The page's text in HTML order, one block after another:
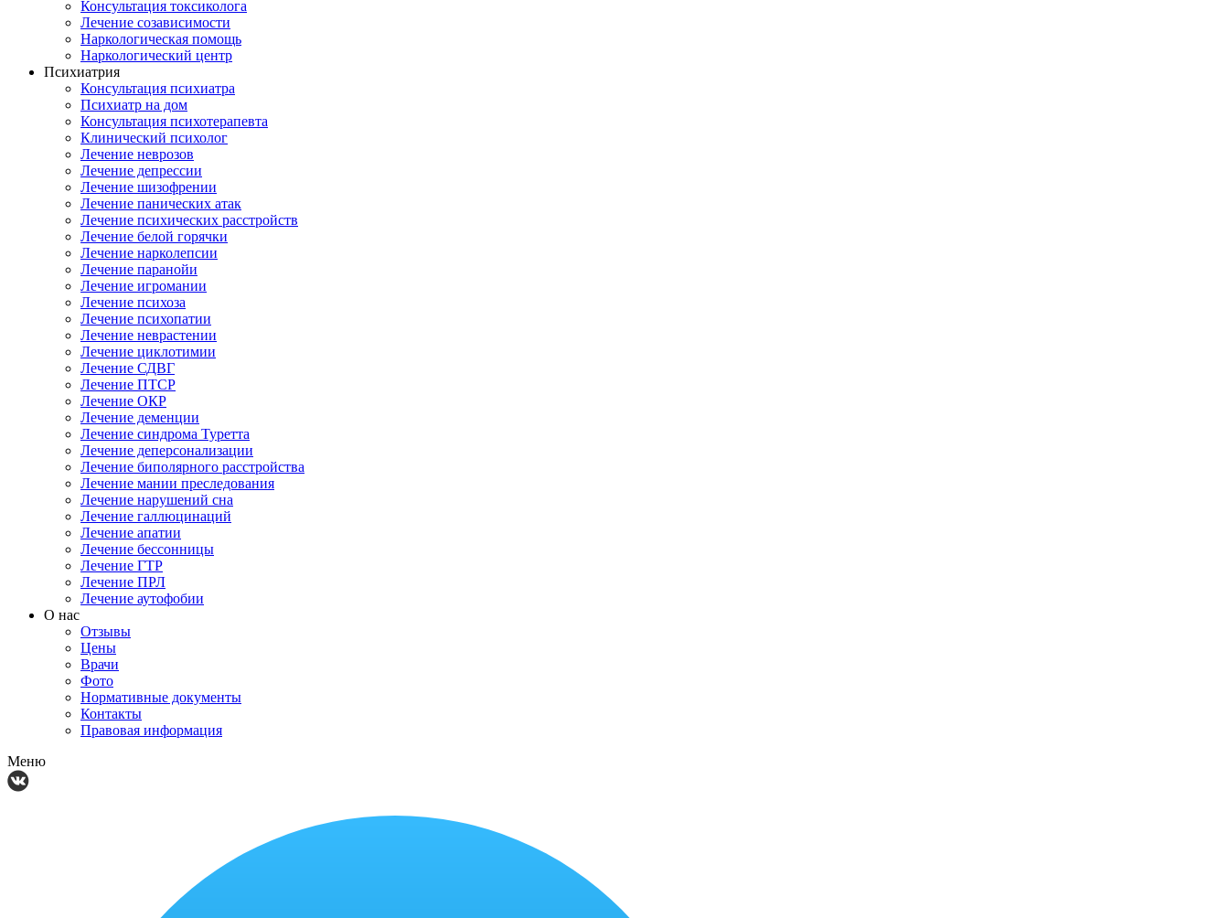
Консультация токсиколога
Лечение созависимости
Наркологическая помощь
Наркологический центр
Психиатрия
Консультация психиатра
Психиатр на дом
Консультация психотерапевта
Клинический психолог
Лечение неврозов
Лечение депрессии
Лечение шизофрении
Лечение панических атак
Лечение психических расстройств
Лечение белой горячки
Лечение нарколепсии
Лечение паранойи
Лечение игромании
Лечение психоза
Лечение психопатии
Лечение неврастении
Лечение циклотимии
Лечение СДВГ
Лечение ПТСР
Лечение ОКР
Лечение деменции
Лечение синдрома Туретта
Лечение деперсонализации
Лечение биполярного расстройства
Лечение мании преследования
Лечение нарушений сна
Лечение галлюцинаций
Лечение апатии
Лечение бессонницы
Лечение ГТР
Лечение ПРЛ
Лечение аутофобии
О нас
Отзывы
Цены
Врачи
Фото
Нормативные документы
Контакты
Правовая информация
Меню